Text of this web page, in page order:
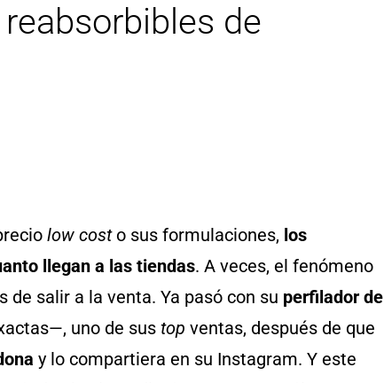
de
low costo sus formulaciones, los
llegan a las tiendas. A veces, el fenómeno
de salir a la venta. Ya pasó con su perfilador de
uno de sus top ventas, después de que
y lo compartiera en su Instagram. Y este